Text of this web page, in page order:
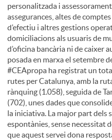
personalitzada i
assegurances, altes de
d’efectiu i altres gestions
domiciliacions als usuaris de
d’oficina bancària ni de caixer
posada en marxa el setembre
#CEApropa ha registrat un
rutes per Catalunya, amb la
rànquing (1.058), seguida de
(702), unes dades que
la iniciativa. La major part dels
espontànies, sense necessitat
que aquest servei dona